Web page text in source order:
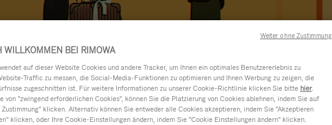
WILLKOMMEN BEI RIMOWA
auf dieser Website Cookies und andere Tracker, um Ihnen ein optimales Benutzererlebnis zu
Traffic zu messen, die Social-Media-Funktionen zu optimieren und Ihnen Werbung zu zeigen, die
zugeschnitten ist. Für weitere Informationen zu unserer Cookie-Richtlinie klicken Sie bitte hier.
von "zwingend erforderlichen Cookies", können Sie die Platzierung von Cookies ablehnen, indem Sie auf
klicken. Alternativ können Sie entweder alle Cookies akzeptieren, indem Sie "Akzeptieren
klicken, oder Ihre Cookie-Einstellungen ändern, indem Sie "Cookie Einstellungen ändern" klicken.
Weiter ohne Zustimmung